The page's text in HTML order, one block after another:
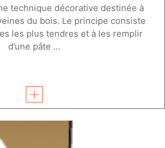
technique décorative destinée à
du bois. Le principe consiste
les plus tendres et à les remplir
d’une pâte ...